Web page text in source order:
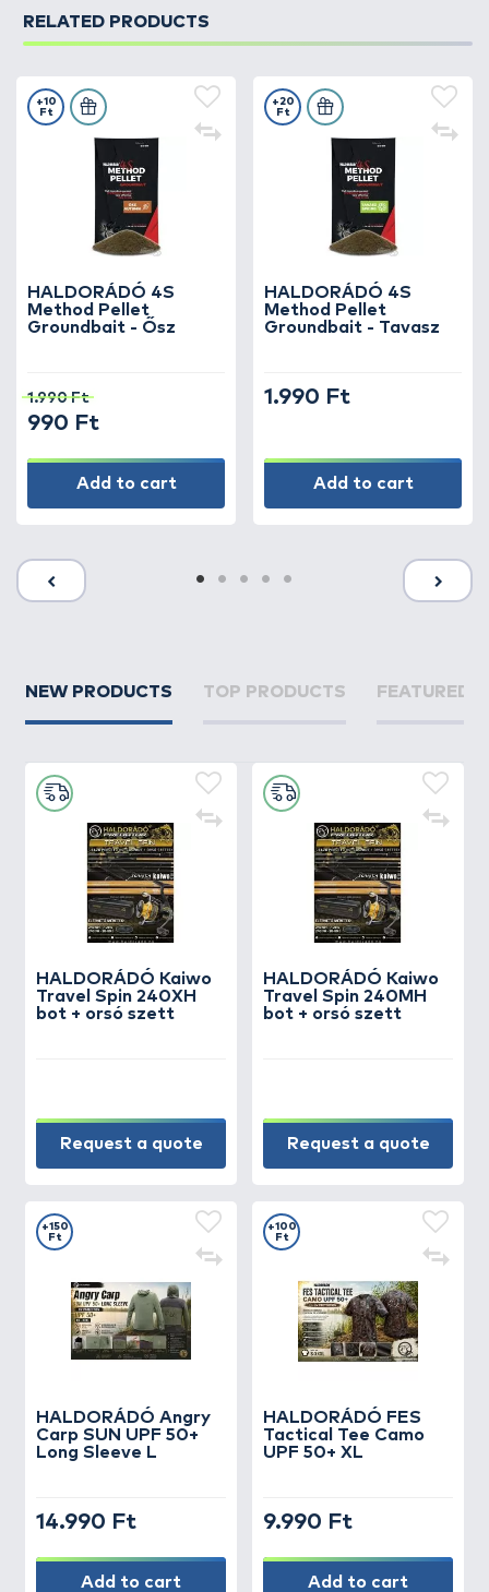
RELATED PRODUCTS
HALDORÁDÓ 4S
Method Pellet
Groundbait - Ősz
+10
Ft
1.990 Ft
990 Ft
Add to cart
HALDORÁDÓ 4S
Method Pellet
Groundbait - Tavasz
+20
Ft
1.990 Ft
Add to cart
NEW PRODUCTS TOP PRODUCTS FEATURED
HALDORÁDÓ Kaiwo
Travel Spin 240XH
bot + orsó szett
Request a quote
HALDORÁDÓ Kaiwo
Travel Spin 240MH
bot + orsó szett
Request a quote
HALDORÁDÓ Angry
Carp SUN UPF 50+
Long Sleeve L
+150
Ft
14.990 Ft
Add to cart
HALDORÁDÓ FES
Tactical Tee Camo
UPF 50+ XL
+100
Ft
9.990 Ft
Add to cart